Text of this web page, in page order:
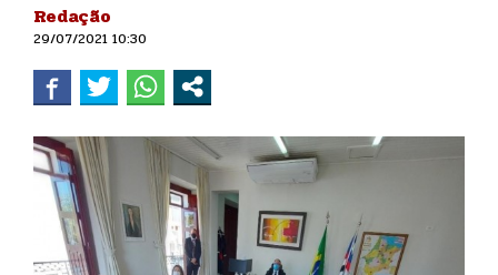
Redação
29/07/2021 10:30